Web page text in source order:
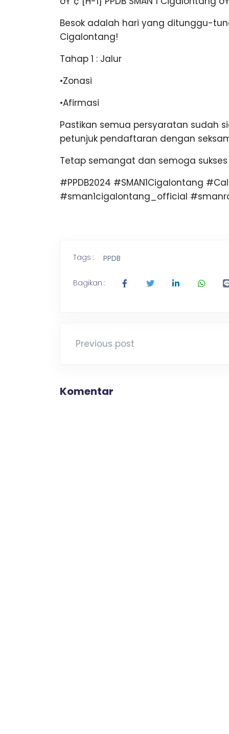
Besok adalah hari yang ditunggu-
Cigalontang!
Tahap 1 : Jalur
•Zonasi
•Afirmasi
Pastikan semua persyaratan sudah
petunjuk pendaftaran dengan
Tetap semangat dan semoga
#PPDB2024 #SMAN1Cigalontang
#sman1cigalontang_official
Tags : PPDB
Bagikan :
Previous post
Komentar